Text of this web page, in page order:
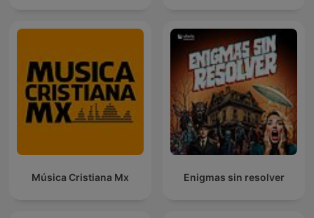
Música Cristiana Mx Enigmas sin resolver